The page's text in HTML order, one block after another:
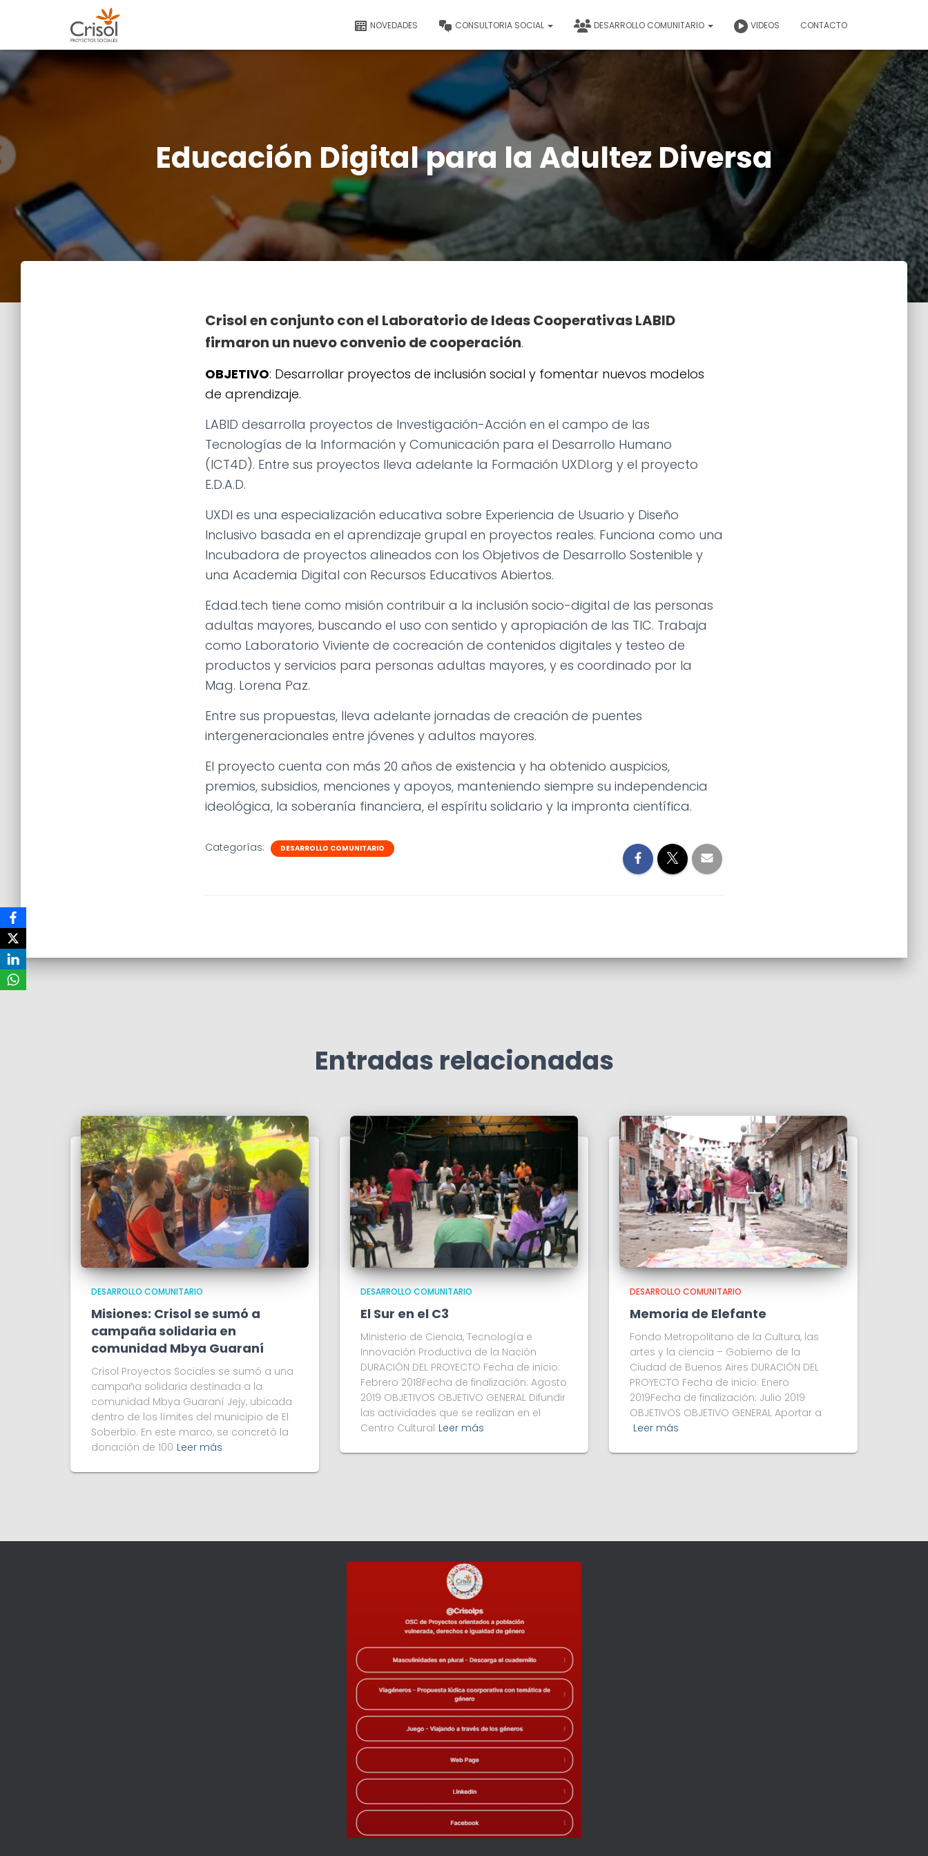
NOVEDADES CONSULTORIA SOCIAL DESARROLLO COMUNITARIO VIDEOS CONTACTO
Educación Digital para la Adultez Diversa
Crisol en conjunto con el Laboratorio de Ideas Cooperativas LABID
firmaron un nuevo convenio de cooperación.
OBJETIVO: Desarrollar proyectos de inclusión social y fomentar nuevos modelos
de aprendizaje.
LABID desarrolla proyectos de Investigación-Acción en el campo de las
Tecnologías de la Información y Comunicación para el Desarrollo Humano
(ICT4D). Entre sus proyectos lleva adelante la Formación UXDI.org y el proyecto
E.D.A.D.
UXDI es una especialización educativa sobre Experiencia de Usuario y Diseño
Inclusivo basada en el aprendizaje grupal en proyectos reales. Funciona como una
Incubadora de proyectos alineados con los Objetivos de Desarrollo Sostenible y
una Academia Digital con Recursos Educativos Abiertos.
Edad.tech tiene como misión contribuir a la inclusión socio-digital de las personas
adultas mayores, buscando el uso con sentido y apropiación de las TIC. Trabaja
como Laboratorio Viviente de cocreación de contenidos digitales y testeo de
productos y servicios para personas adultas mayores, y es coordinado por la
Mag. Lorena Paz.
Entre sus propuestas, lleva adelante jornadas de creación de puentes
intergeneracionales entre jóvenes y adultos mayores.
El proyecto cuenta con más 20 años de existencia y ha obtenido auspicios,
premios, subsidios, menciones y apoyos, manteniendo siempre su independencia
ideológica, la soberanía financiera, el espíritu solidario y la impronta científica.
Categorías: DESARROLLO COMUNITARIO
Entradas relacionadas
DESARROLLO COMUNITARIO
Misiones: Crisol se sumó a
campaña solidaria en
comunidad Mbya Guaraní
Crisol Proyectos Sociales se sumó a una
campaña solidaria destinada a la
comunidad Mbya Guaraní Jejy, ubicada
dentro de los límites del municipio de El
Soberbio. En este marco, se concretó la
donación de 100 Leer más
DESARROLLO COMUNITARIO
El Sur en el C3
Ministerio de Ciencia, Tecnología e
Innovación Productiva de la Nación
DURACIÓN DEL PROYECTO Fecha de inicio:
Febrero 2018Fecha de finalización: Agosto
2019 OBJETIVOS OBJETIVO GENERAL Difundir
las actividades que se realizan en el
Centro Cultural Leer más
DESARROLLO COMUNITARIO
Memoria de Elefante
Fondo Metropolitano de la Cultura, las
artes y la ciencia – Gobierno de la
Ciudad de Buenos Aires DURACIÓN DEL
PROYECTO Fecha de inicio: Enero
2019Fecha de finalización: Julio 2019
OBJETIVOS OBJETIVO GENERAL Aportar a
Leer más